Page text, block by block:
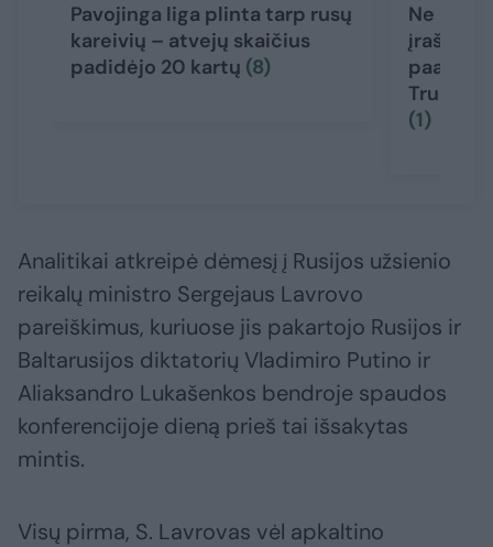
Pavojinga liga plinta tarp rusų
kareivių – atvejų skaičius
padidėjo 20 kartų (8)
Ne
įrašas
Trumpo
(1)
Analitikai atkreipė dėmesį į Rusijos užsienio
reikalų ministro Sergejaus Lavrovo
pareiškimus, kuriuose jis pakartojo Rusijos ir
Baltarusijos diktatorių Vladimiro Putino ir
Aliaksandro Lukašenkos bendroje spaudos
konferencijoje dieną prieš tai išsakytas
mintis.
Visų pirma, S. Lavrovas vėl apkaltino